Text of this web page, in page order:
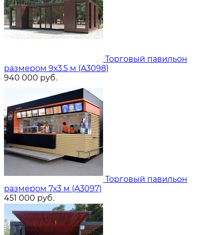
Торговый павильон
размером 9х3.5 м (A3098)
940 000 руб.
Торговый павильон
размером 7х3 м (A3097)
451 000 руб.